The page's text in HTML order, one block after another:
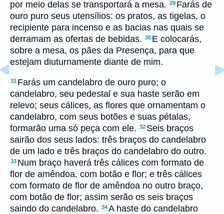
por meio delas se transportará a mesa. 29 Farás de
ouro puro seus utensílios: os pratos, as tigelas, o
recipiente para incenso e as bacias nas quais se
derramam as ofertas de bebidas. 30 E colocarás,
sobre a mesa, os pães da Presença, para que
estejam diuturnamente diante de mim.
31 Farás um candelabro de ouro puro; o
candelabro, seu pedestal e sua haste serão em
relevo; seus cálices, as flores que ornamentam o
candelabro, com seus botões e suas pétalas,
formarão uma só peça com ele. 32 Seis braços
sairão dos seus lados: três braços do candelabro
de um lado e três braços do candelabro do outro.
33 Num braço haverá três cálices com formato de
flor de amêndoa, com botão e flor; e três cálices
com formato de flor de amêndoa no outro braço,
com botão de flor; assim serão os seis braços
saindo do candelabro. 34A haste do candelabro